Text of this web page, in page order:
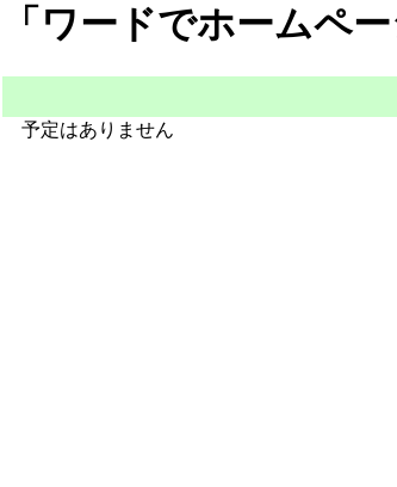
「ワードでホームペ
予定はありません